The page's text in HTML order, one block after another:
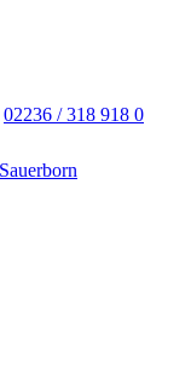
02236 / 318 918 0